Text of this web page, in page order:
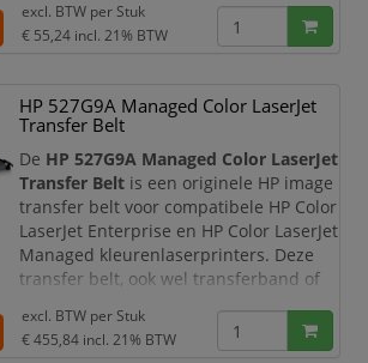
en zwart-witafdrukken. Dit onderdeel is
geschikt voor professionele
offertes, formulieren, flyers en
dagelijkse zakelijke afdrukken.
De Brother BU-635
excl. BTW per Stuk
€ 55,24 incl. 21% BTW
HP 527G9A Managed Color LaserJet
Transfer Belt
De HP 527G9A Managed Color LaserJet
Transfer Belt is een originele HP image
transfer belt voor compatibele HP Color
LaserJet Enterprise en HP Color LaserJet
Managed kleurenlaserprinters. Deze
transfer belt, ook wel transferband of
brengt het tonerbeeld nauwkeurig over
naar het papier. Hierdoor blijven
excl. BTW per Stuk
€ 455,84 incl. 21% BTW